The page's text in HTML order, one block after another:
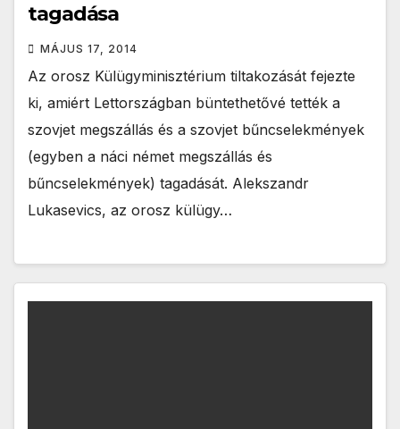
tagadása
MÁJUS 17, 2014
Az orosz Külügyminisztérium tiltakozását fejezte
ki, amiért Lettországban büntethetővé tették a
szovjet megszállás és a szovjet bűncselekmények
(egyben a náci német megszállás és
bűncselekmények) tagadását. Alekszandr
Lukasevics, az orosz külügy…